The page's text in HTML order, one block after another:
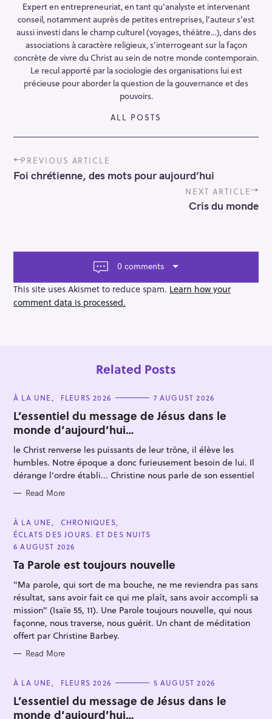
Expert en entrepreneuriat, en tant qu’analyste et intervenant
conseil, notamment auprès de petites entreprises, l’auteur s’est
aussi investi dans le champ culturel (voyages, théâtre…), dans des
associations à caractère religieux, s’interrogeant sur la façon
concrète de vivre du Christ au sein de notre monde contemporain.
Le recul apporté par la sociologie des organisations lui est
précieuse pour aborder la question de la gouvernance et des
pouvoirs.
ALL POSTS
P
o
s
g
t
i
o
PREVIOUS ARTICLE
Foi chrétienne, des mots pour aujourd’hui
NEXT ARTICLE
Cris du monde
0 comments
This site uses Akismet to reduce spam. Learn how your
comment data is processed.
Related Posts
C
T
E
G
O
R
I
E
S
À LA UNE FLEURS 2026 7 AUGUST 2026
L’essentiel du message de Jésus dans le
monde d’aujourd’hui…
le Christ renverse les puissants de leur trône, il élève les
humbles. Notre époque a donc furieusement besoin de lui. Il
dérange l'ordre établi... Christine nous parle de son essentiel
Read More
C
A
T
E
G
O
R
E
À LA UNE
CHRONIQUES
ÉCLATS DES JOURS. ET DES NUITS
6 AUGUST 2026
Ta Parole est toujours nouvelle
"Ma parole, qui sort de ma bouche, ne me reviendra pas sans
résultat, sans avoir fait ce qui me plaît, sans avoir accompli sa
mission" (Isaïe 55, 11). Une Parole toujours nouvelle, qui nous
façonne, nous traverse, nous guérit. Un chant de méditation
offert par Christine Barbey.
Read More
C
T
E
G
À LA UNE FLEURS 2026 5 AUGUST 2026
L’essentiel du message de Jésus dans le
monde d’aujourd’hui…